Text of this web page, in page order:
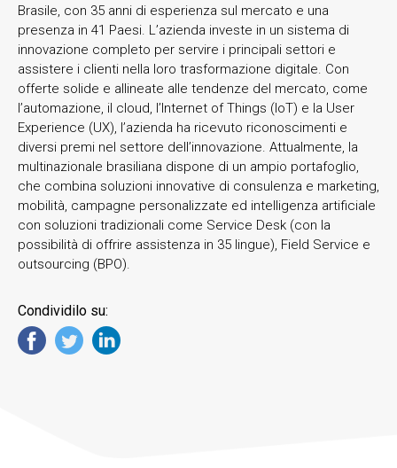
Brasile, con 35 anni di esperienza sul mercato e una
presenza in 41 Paesi. L’azienda investe in un sistema di
innovazione completo per servire i principali settori e
assistere i clienti nella loro trasformazione digitale. Con
offerte solide e allineate alle tendenze del mercato, come
l’automazione, il cloud, l’Internet of Things (IoT) e la User
Experience (UX), l’azienda ha ricevuto riconoscimenti e
diversi premi nel settore dell’innovazione. Attualmente, la
multinazionale brasiliana dispone di un ampio portafoglio,
che combina soluzioni innovative di consulenza e marketing,
mobilità, campagne personalizzate ed intelligenza artificiale
con soluzioni tradizionali come Service Desk (con la
possibilità di offrire assistenza in 35 lingue), Field Service e
outsourcing (BPO).
Condividilo su: